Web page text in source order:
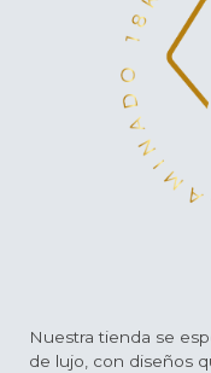
Nuestra tienda se
de lujo, con diseños